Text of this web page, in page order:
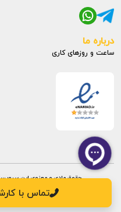
درباره ما
ساعت و روزهای کاری
حقوق مادی و معنوی این
تماس با